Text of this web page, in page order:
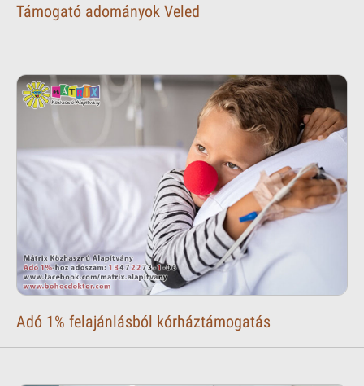
Támogató adományok Veled
Adó 1% felajánlásból kórháztámogatás